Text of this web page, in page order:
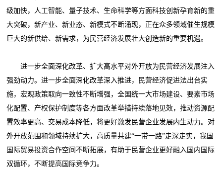
级加快，人工智能、量子技术、生命科学等方面科技创新孕育新的重
大突破，新产业、新业态、新模式不断涌现，正在众多领域催生规模
巨大的新供给、新需求，为民营经济发展壮大创造新的重要机遇。
进一步全面深化改革、扩大高水平对外开放为民营经济发展注入
强劲动力。进一步全面深化改革深入推进，民营经济促进法出台实
施，宏观政策取向一致性不断增强，全国统一大市场建设、要素市场
化配置、产权保护制度等各方面改革举措持续落地见效，推动资源配
置效率更高、交易成本降低，将更好激发民营企业发展内生动力。对
外开放范围和领域持续扩大，高质量共建“一带一路”走深走实，我国
国际贸易投资合作空间不断拓展，有助于民营企业更好融入国内国际
双循环，不断提高国际竞争力。